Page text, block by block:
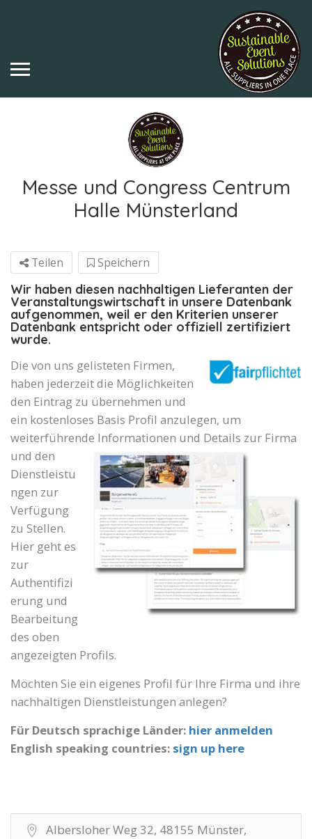
Messe und Congress Centrum
Halle Münsterland
Teilen Speichern
Wir haben diesen nachhaltigen Lieferanten der
Veranstaltungswirtschaft in unsere Datenbank
aufgenommen, weil er den Kriterien unserer
Datenbank entspricht oder offiziell zertifiziert
wurde.
Die von uns gelisteten Firmen,
haben jederzeit die Möglichkeiten
den Eintrag zu übernehmen und
ein kostenloses Basis Profil anzulegen, um
weiterführende Informationen und Details zur Firma
und den
Dienstleistu
ngen zur
Verfügung
zu Stellen.
Hier geht es
zur
Authentifizi
erung und
Bearbeitung
des oben
angezeigten Profils.
Möchten Sie ein eigenes Profil für Ihre Firma und ihre
nachhaltigen Dienstleistungen anlegen?
Für Deutsch sprachige Länder: hier anmelden
English speaking countries: sign up here
Albersloher Weg 32, 48155 Münster,